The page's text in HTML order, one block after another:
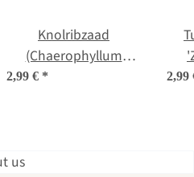
Knolribzaad
(Chaerophyllum
bulbosum) bio zaad
2,99 € * 2,99